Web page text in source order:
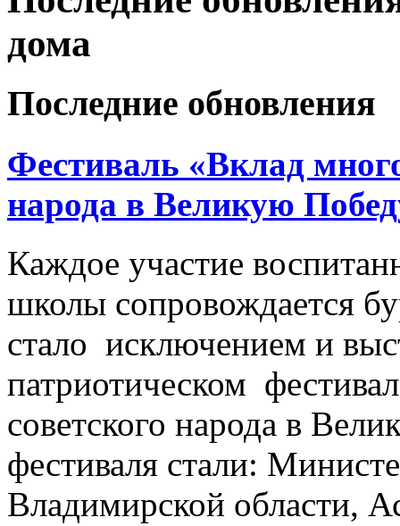
дома
Последние обновления
Фестиваль «Вклад
народа в Великую
Каждое участие
школы сопровождается
стало исключением и
патриотическом
советского народа в
фестиваля стали:
Владимирской области,